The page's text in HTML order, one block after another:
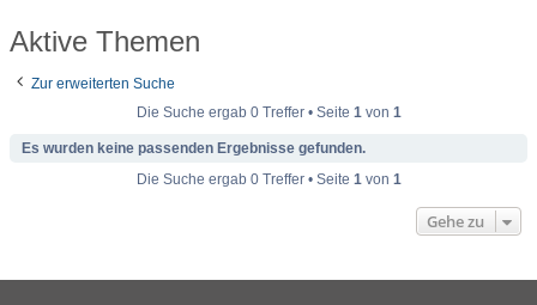
Aktive Themen
Zur erweiterten Suche
Die Suche ergab 0 Treffer • Seite 1von 1
Es wurden keine passenden Ergebnisse gefunden.
Die Suche ergab 0 Treffer • Seite 1von 1
Gehe zu